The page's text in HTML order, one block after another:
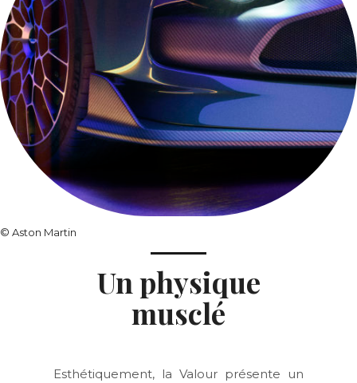
© Aston Martin
Un physique
musclé
Esthétiquement, la Valour présente un